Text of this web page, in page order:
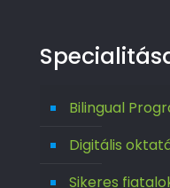
Bilingual
Digitális
Sikeres